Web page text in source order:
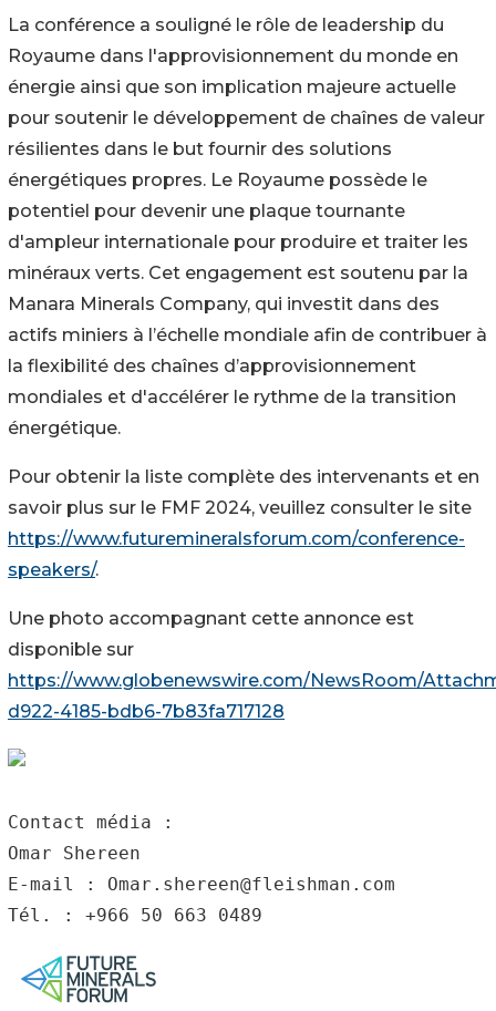
La conférence a souligné le rôle de leadership du
Royaume dans l'approvisionnement du monde en
énergie ainsi que son implication majeure actuelle
pour soutenir le développement de chaînes de valeur
résilientes dans le but fournir des solutions
énergétiques propres. Le Royaume possède le
potentiel pour devenir une plaque tournante
d'ampleur internationale pour produire et traiter les
minéraux verts. Cet engagement est soutenu par la
Manara Minerals Company, qui investit dans des
actifs miniers à l’échelle mondiale afin de contribuer à
la flexibilité des chaînes d’approvisionnement
mondiales et d'accélérer le rythme de la transition
énergétique.
Pour obtenir la liste complète des intervenants et en
savoir plus sur le FMF 2024, veuillez consulter le site
https://www.futuremineralsforum.com/conference-
speakers/.
Une photo accompagnant cette annonce est
disponible sur
https://www.globenewswire.com/NewsRoom/
d922-4185-bdb6-7b83fa717128
Contact média :
Omar Shereen
E-mail : Omar.shereen@fleishman.com
Tél. : +966 50 663 0489